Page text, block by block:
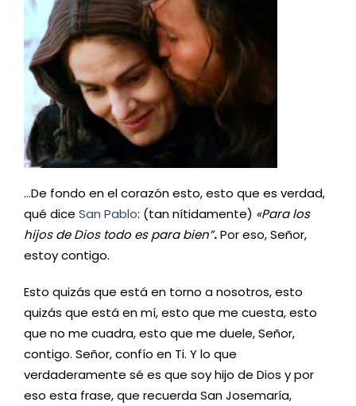
…De fondo en el corazón esto, esto que es verdad,
qué dice San Pablo: (tan nítidamente) «Para los
hijos de Dios todo es para bien”.Por eso, Señor,
estoy contigo.
Esto quizás que está en torno a nosotros, esto
quizás que está en mí, esto que me cuesta, esto
que no me cuadra, esto que me duele, Señor,
contigo. Señor, confío en Ti. Y lo que
verdaderamente sé es que soy hijo de Dios y por
eso esta frase, que recuerda San Josemaría,